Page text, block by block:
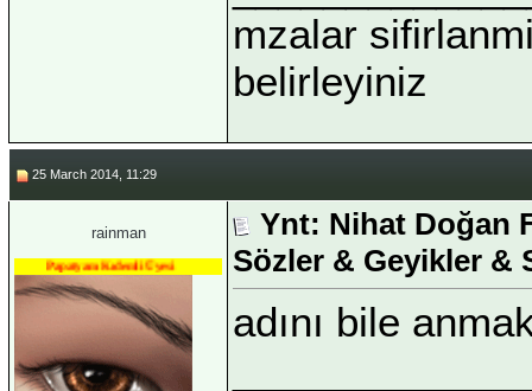
mzalar
belirleyiniz
25 March 2014, 11:29
rainman
Papatyam Kıdemli Üyesi
Ynt: Nihat Doğan
Sözler & Geyikler &
adını bile